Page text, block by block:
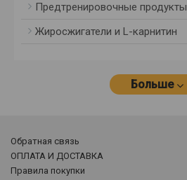
Предтренировочные продукты
Жиросжигатели и L-карнитин
Больше
Обратная связь
ОПЛАТА И ДОСТАВКА
Правила покупки